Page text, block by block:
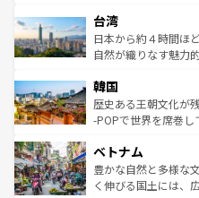
情報は
人々、おいしいロー
ク、伝統的なフラダ
っている。訪れるた
はコンテンツ一覧
リアリーフや大陸中
ク）、タスマニアの
ど、見どころがたく
いる。アクティビテ
ビング、ハイキング
い。オーストラリア
参照してほしい。
台湾
日本から約４時間ほ
自然が織りなす魅力
ン）、静ひつな山岳
と山間の静けさが共
驚きをもたらしてく
容にもいいと評判の
が味わえる
照してほしい。
韓国
歴史ある王朝文化が
-POPで世界を席巻し
き、地方に足を延ば
できる。そして、キ
まで、さまざまな韓
ベトナム
豊かな自然と多様な
く伸びる国土には、